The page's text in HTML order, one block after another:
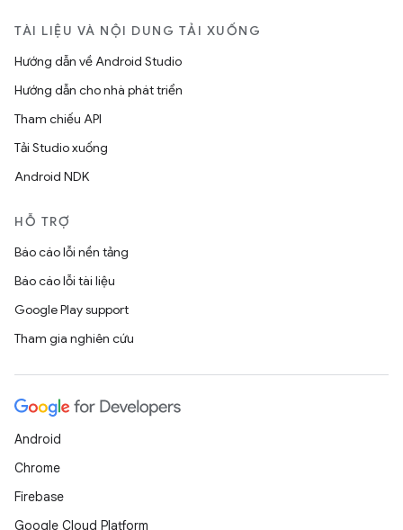
TÀI LIỆU VÀ NỘI DUNG TẢI XUỐNG
Hướng dẫn về Android Studio
Hướng dẫn cho nhà phát triển
Tham chiếu API
Tải Studio xuống
Android NDK
HỖ TRỢ
Báo cáo lỗi nền tảng
Báo cáo lỗi tài liệu
Google Play support
Tham gia nghiên cứu
Android
Chrome
Firebase
Google Cloud Platform